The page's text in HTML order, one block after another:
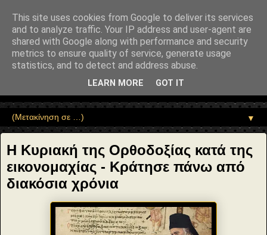
"potentialAction": { "@type": "ReadAction", "target":
"https://www.sophia-ntrekou.gr/2014/03/Kyriaki-tis-orthodoxias.html" } }
Αέναη επΑνάσταση
• Επιστήμη • Ψυχολογία • Λογοτεχνία • Τέχνες • Θεολογία •
Φιλοσοφία • Στοχασμοί... για τη μνήμη, τον άνθρωπο και το
▼
Η Κυριακή της Ορθοδοξίας κατά της
εικονομαχίας - Κράτησε πάνω από
διακόσια χρόνια
This site uses cookies from Google to deliver its services
and to analyze traffic. Your IP address and user-agent are
shared with Google along with performance and security
metrics to ensure quality of service, generate usage
statistics, and to detect and address abuse.
LEARN MORE GOT IT